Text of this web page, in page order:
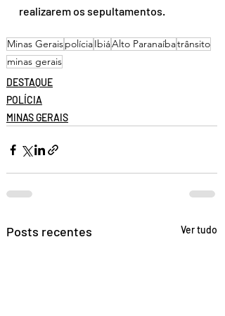
realizarem os sepultamentos.
Minas GeraispolíciaIbiáAlto Paranaíbatrânsito
minas gerais
DESTAQUE
POLÍCIA
MINAS GERAIS
Posts recentes Ver tudo